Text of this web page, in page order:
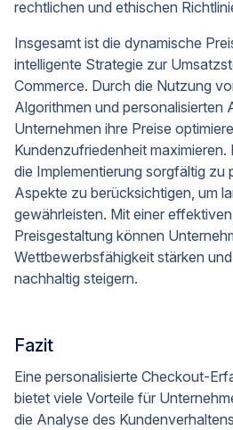
rechtlichen und ethischen
Insgesamt ist die dynamische
intelligente Strategie zur
Commerce. Durch die Nutzung
Algorithmen und personalisierten
Unternehmen ihre Preise
Kundenzufriedenheit maximieren.
die Implementierung sorgfältig zu
Aspekte zu berücksichtigen, um
gewährleisten. Mit einer
Preisgestaltung können
Wettbewerbsfähigkeit stärken
nachhaltig steigern.
Fazit
Eine personalisierte Checkout-
bietet viele Vorteile für
die Analyse des